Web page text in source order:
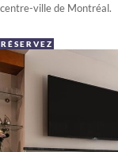
centre-ville de Montréal.
RÉSERVEZ